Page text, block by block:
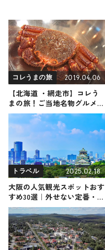
コレうまの旅 2019.04.06
【北海道 ・網走市】コレう
まの旅！ご当地名物グルメを
お届け
トラベル 2025.02.18
大阪の人気観光スポットおす
すめ30選｜外せない定番・名
所から穴場まで見どころ満載
の観光地を紹介